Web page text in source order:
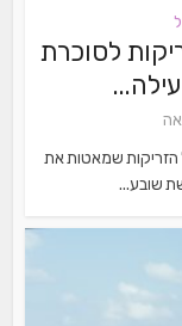
לסוכרת
שמאטות את
שובע...